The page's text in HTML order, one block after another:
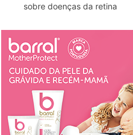
sobre doenças da retina